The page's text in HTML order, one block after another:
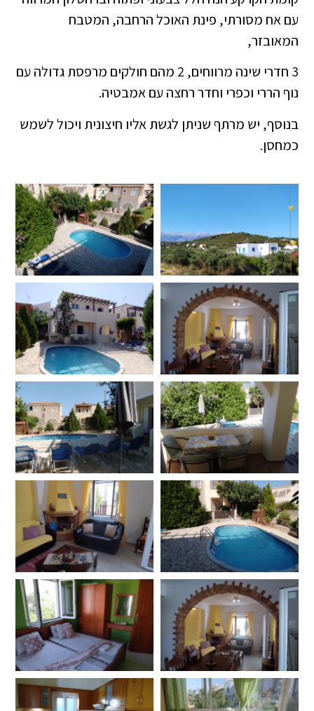
עם אח מסורתי, פינת האוכל הרחבה, המטבח
המאובזר,
3 חדרי שינה מרווחים, 2 מהם חולקים מרפסת גדולה עם
נוף הררי וכפרי וחדר רחצה עם אמבטיה.
בנוסף, יש מרתף שניתן לגשת אליו חיצונית ויכול לשמש
כמחסן.